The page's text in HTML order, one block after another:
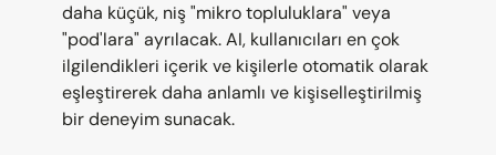
daha küçük, niş "mikro topluluklara" veya
"pod'lara" ayrılacak. AI, kullanıcıları en çok
ilgilendikleri içerik ve kişilerle otomatik olarak
eşleştirerek daha anlamlı ve kişiselleştirilmiş
bir deneyim sunacak.